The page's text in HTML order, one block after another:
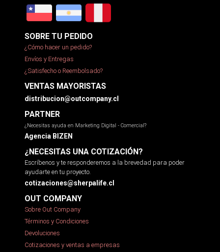
SOBRE TU PEDIDO
¿Cómo hacer un pedido?
Envíos y Entregas
¿Satisfecho o Reembolsado?
VENTAS MAYORISTAS
distribucion@outcompany.cl
PARTNER
¿Necesitas ayuda en Marketing Digital - Comercial?
Agencia BIZEN
¿NECESITAS UNA COTIZACIÓN?
Escríbenos y te responderemos a la brevedad para poder
ayudarte en tu proyecto.
cotizaciones@sherpalife.cl
OUT COMPANY
Sobre Out Company
Términos y Condiciones
Devoluciones
Cotizaciones y ventas a empresas